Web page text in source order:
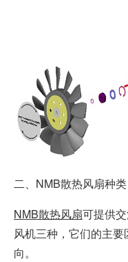
二、NMB散热风扇种类
NMB散热风扇可提供
风机三种，它们的主
向。